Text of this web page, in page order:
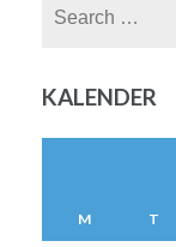
KALENDER
M T